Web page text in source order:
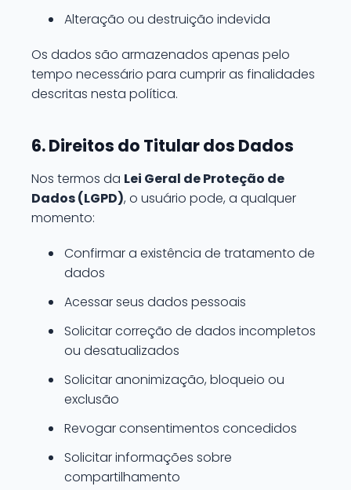
Alteração ou destruição indevida
Os dados são armazenados apenas pelo
tempo necessário para cumprir as finalidades
descritas nesta política.
6. Direitos do Titular dos Dados
Nos termos da Lei Geral de Proteção de
Dados (LGPD), o usuário pode, a qualquer
momento:
Confirmar a existência de tratamento de
dados
Acessar seus dados pessoais
Solicitar correção de dados incompletos
ou desatualizados
Solicitar anonimização, bloqueio ou
exclusão
Revogar consentimentos concedidos
Solicitar informações sobre
compartilhamento